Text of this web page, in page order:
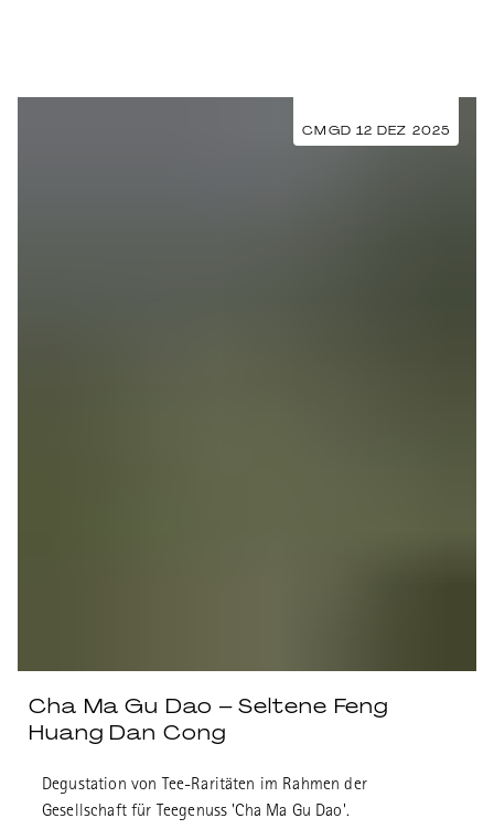
CMGD 12 DEZ 2025
Cha Ma Gu Dao – Seltene Feng
Huang Dan Cong
Degustation von Tee-Raritäten im Rahmen der
Gesellschaft für Teegenuss 'Cha Ma Gu Dao'.